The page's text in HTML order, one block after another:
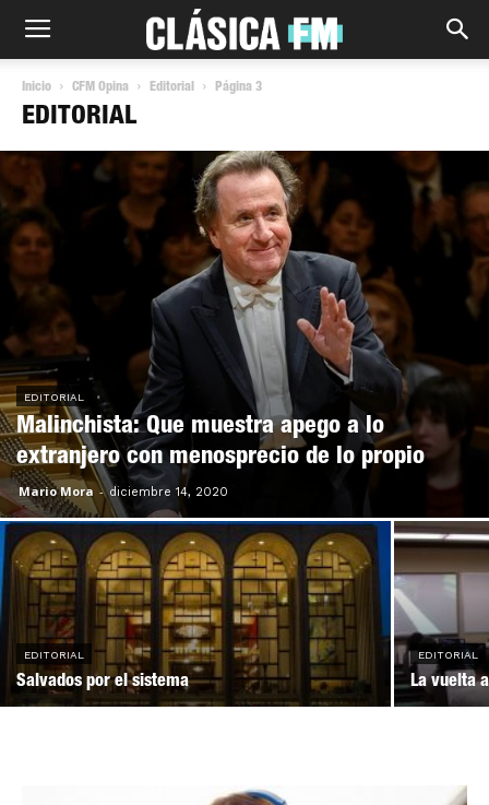
Inicio CFM Opina Editorial Página 3
EDITORIAL
EDITORIAL
Malinchista: Que muestra apego a lo
extranjero con menosprecio de lo propio
Mario Mora - diciembre 14, 2020
EDITORIAL
Salvados por el sistema
EDITORIAL
La vuelta